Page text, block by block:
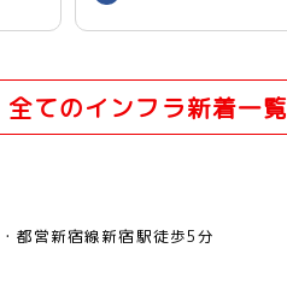
全てのインフラ新着一覧
都営新宿線新宿駅徒歩5分